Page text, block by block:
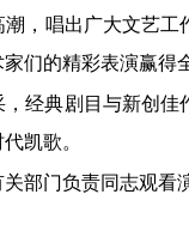
潮，唱出广大文艺
们的精彩表演赢得
经典剧目与新创
凯歌。
部门负责同志观看